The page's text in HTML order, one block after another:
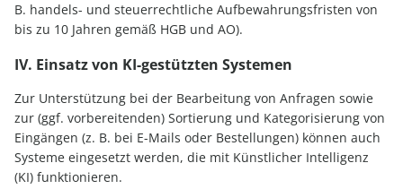
B. handels- und steuerrechtliche Aufbewahrungsfristen von
bis zu 10 Jahren gemäß HGB und AO).
IV. Einsatz von KI-gestützten Systemen
Zur Unterstützung bei der Bearbeitung von Anfragen sowie
zur (ggf. vorbereitenden) Sortierung und Kategorisierung von
Eingängen (z. B. bei E-Mails oder Bestellungen) können auch
Systeme eingesetzt werden, die mit Künstlicher Intelligenz
(KI) funktionieren.